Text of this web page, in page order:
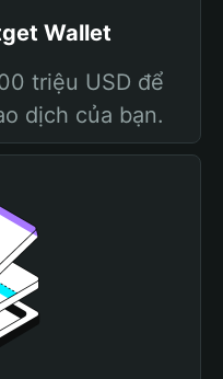
Wallet
triệu USD để
dịch của bạn.